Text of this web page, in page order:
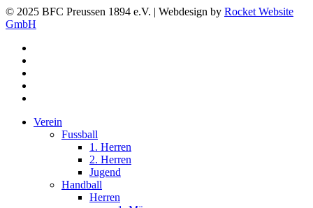
© 2025 BFC Preussen 1894 e.V. | Webdesign by Rocket Website
GmbH
Close
Verein
Fussball
1. Herren
2. Herren
Jugend
Handball
Herren